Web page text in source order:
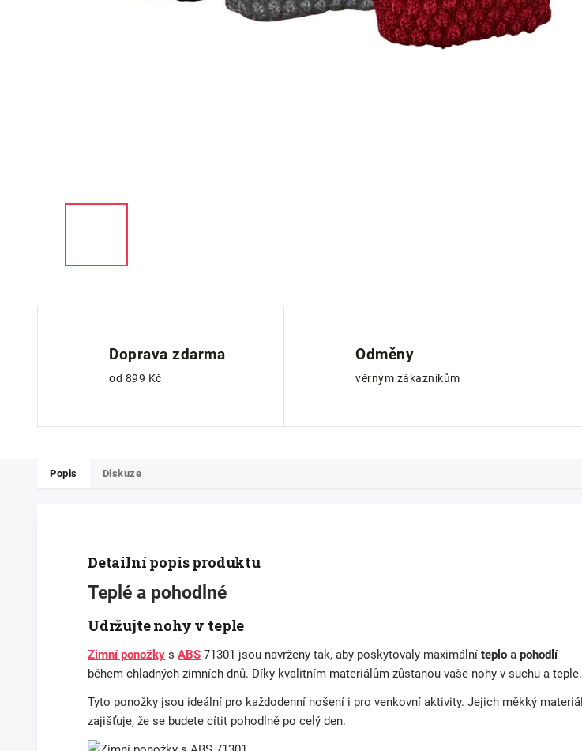
Doprava zdarma
od 899 Kč
Odměny
věrným zákazníkům
Popis Diskuze
Detailní popis produktu
Teplé a pohodlné
Udržujte nohy v teple
Zimní ponožky s ABS 71301 jsou navrženy tak, aby poskytovaly maximální teplo a pohodlí
během chladných zimních dnů. Díky kvalitním materiálům zůstanou vaše nohy v suchu a teple.
Tyto ponožky jsou ideální pro každodenní nošení i pro venkovní aktivity. Jejich měkký materiál
zajišťuje, že se budete cítit pohodlně po celý den.